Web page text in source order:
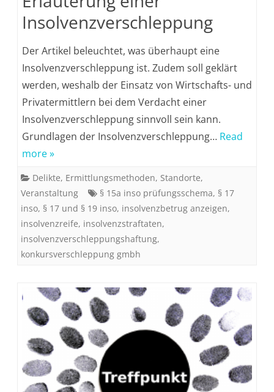
Insolvenzverschleppung
Der Artikel beleuchtet, was überhaupt eine
Insolvenzverschleppung ist. Zudem soll geklärt
werden, weshalb der Einsatz von Wirtschafts- und
Privatermittlern bei dem Verdacht einer
Insolvenzverschleppung sinnvoll sein kann.
Grundlagen der Insolvenzverschleppung… Read
more »
Delikte, Ermittlungsmethoden, Standorte,
Veranstaltung
§ 15a inso prüfungsschema, § 17
inso, § 17 und § 19 inso, insolvenzbetrug anzeigen,
insolvenzreife, insolvenzstraftaten,
insolvenzverschleppungshaftung,
konkursverschleppung gmbh